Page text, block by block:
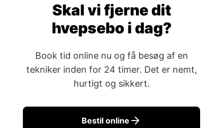
Skal vi fjerne dit
hvepsebo i dag?
Book tid online nu og få besøg af en
tekniker inden for 24 timer. Det er nemt,
hurtigt og sikkert.
Bestil online arrow_forward